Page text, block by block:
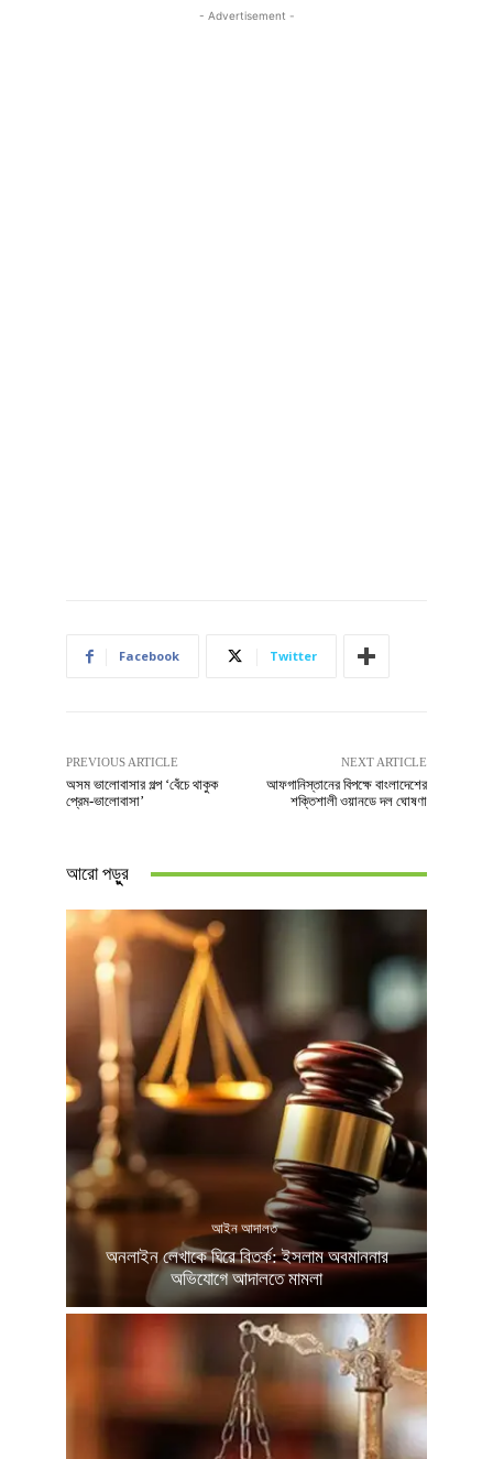
- Advertisement -
Facebook Twitter
PREVIOUS ARTICLE
অসম ভালোবাসার গল্প ‘বেঁচে থাকুক
প্রেম-ভালোবাসা’
NEXT ARTICLE
আফগানিস্তানের বিপক্ষে বাংলাদেশের
শক্তিশালী ওয়ানডে দল ঘোষণা
আরো পড়ুুর
আইন আদালত
অনলাইন লেখাকে ঘিরে বিতর্ক: ইসলাম অবমাননার
অভিযোগে আদালতে মামলা